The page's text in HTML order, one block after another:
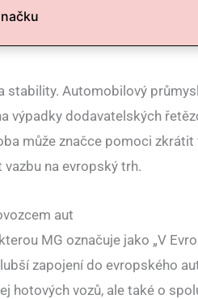
stability. Automobilový
výpadky dodavatelských
může značce pomoci zkrátit
na evropský trh.
aut
MG označuje jako „V
zapojení do evropského
hotových vozů, ale také o